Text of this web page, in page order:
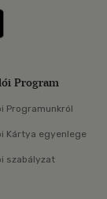
meg: Google
Program
Programunkról
Kártya egyenlege
szabályzat